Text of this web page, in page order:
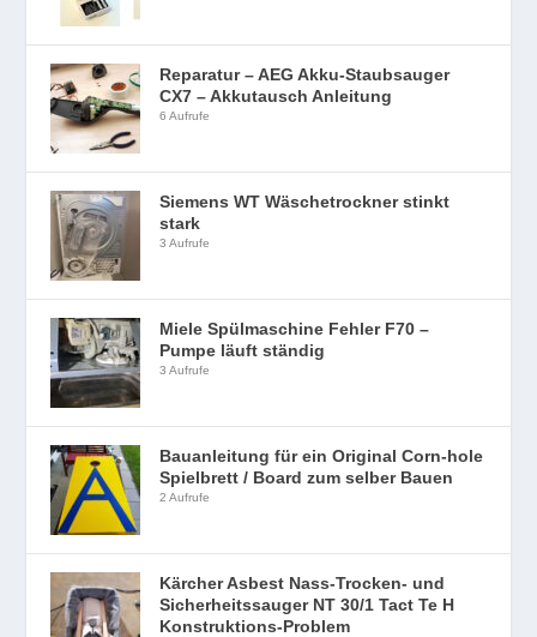
Reparatur – AEG Akku-Staubsauger
CX7 – Akkutausch Anleitung
6 Aufrufe
Siemens WT Wäschetrockner stinkt
stark
3 Aufrufe
Miele Spülmaschine Fehler F70 –
Pumpe läuft ständig
3 Aufrufe
Bauanleitung für ein Original Corn-hole
Spielbrett / Board zum selber Bauen
2 Aufrufe
Kärcher Asbest Nass-Trocken- und
Sicherheitssauger NT 30/1 Tact Te H
Konstruktions-Problem